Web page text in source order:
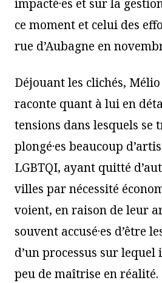
impacté·es et sur la
ce moment et celui des
rue d’Aubagne en
Déjouant les clichés,
raconte quant à lui en
tensions dans lesquels se
plongé·es beaucoup
LGBTQI, ayant quitté
villes par nécessité
voient, en raison de leur
souvent accusé·es d’être
d’un processus sur lequel
peu de maîtrise en